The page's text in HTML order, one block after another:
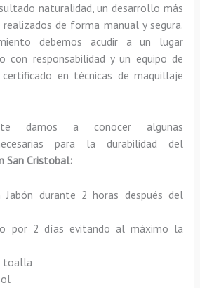
naturalidad, un desarrollo más
de forma manual y segura.
debemos acudir a un lugar
con responsabilidad y un equipo de
en técnicas de maquillaje
damos a conocer algunas
para la durabilidad del
San Cristobal:
durante 2 horas después del
por 2 días evitando al máximo la
toalla